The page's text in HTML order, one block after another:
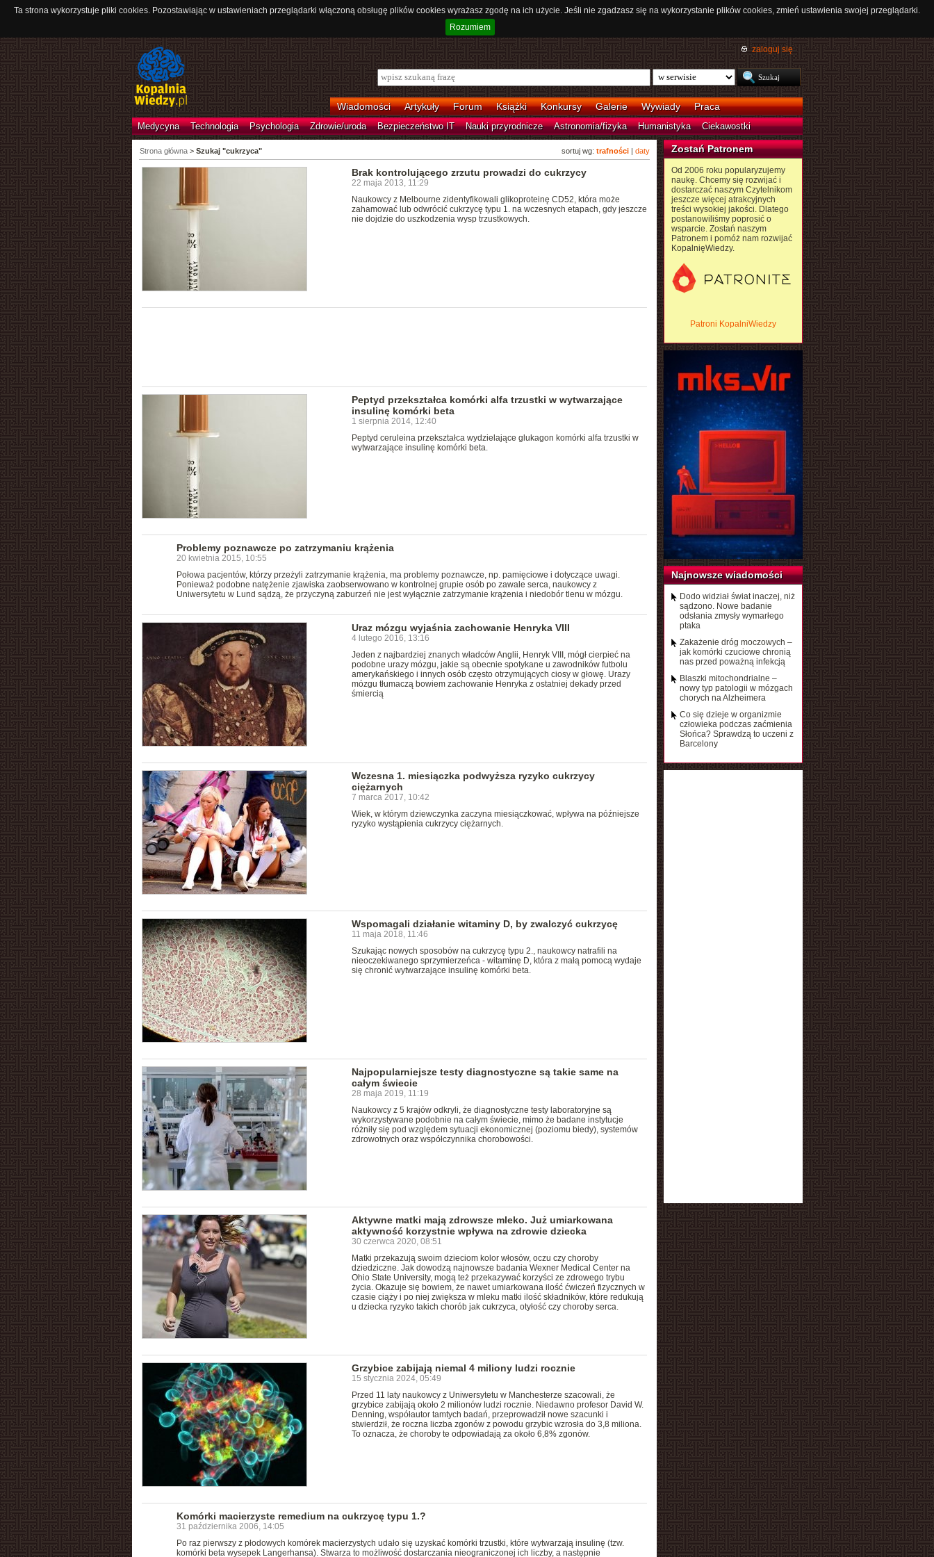
Ta strona wykorzystuje pliki cookies. Pozostawiając w ustawieniach przeglądarki włączoną obsługę plików cookies wyrażasz zgodę na ich użycie. Jeśli nie zgadzasz się na wykorzystanie plików cookies, zmień ustawienia swojej przeglądarki.
Rozumiem
zaloguj się
Wiadomości Artykuły Forum Książki Konkursy Galerie Wywiady Praca
Medycyna Technologia Psychologia Zdrowie/uroda Bezpieczeństwo IT Nauki przyrodnicze Astronomia/fizyka Humanistyka Ciekawostki
sortuj wg: trafności| daty
Strona główna> Szukaj "cukrzyca"
Brak kontrolującego zrzutu prowadzi do cukrzycy
22 maja 2013, 11:29
Naukowcy z Melbourne zidentyfikowali glikoproteinę CD52, która może
zahamować lub odwrócić cukrzycę typu 1. na wczesnych etapach, gdy jeszcze
nie dojdzie do uszkodzenia wysp trzustkowych.
Peptyd przekształca komórki alfa trzustki w wytwarzające
insulinę komórki beta
1 sierpnia 2014, 12:40
Peptyd ceruleina przekształca wydzielające glukagon komórki alfa trzustki w
wytwarzające insulinę komórki beta.
Problemy poznawcze po zatrzymaniu krążenia
20 kwietnia 2015, 10:55
Połowa pacjentów, którzy przeżyli zatrzymanie krążenia, ma problemy poznawcze, np. pamięciowe i dotyczące uwagi.
Ponieważ podobne natężenie zjawiska zaobserwowano w kontrolnej grupie osób po zawale serca, naukowcy z
Uniwersytetu w Lund sądzą, że przyczyną zaburzeń nie jest wyłącznie zatrzymanie krążenia i niedobór tlenu w mózgu.
Uraz mózgu wyjaśnia zachowanie Henryka VIII
4 lutego 2016, 13:16
Jeden z najbardziej znanych władców Anglii, Henryk VIII, mógł cierpieć na
podobne urazy mózgu, jakie są obecnie spotykane u zawodników futbolu
amerykańskiego i innych osób często otrzymujących ciosy w głowę. Urazy
mózgu tłumaczą bowiem zachowanie Henryka z ostatniej dekady przed
śmiercią
Wczesna 1. miesiączka podwyższa ryzyko cukrzycy
ciężarnych
7 marca 2017, 10:42
Wiek, w którym dziewczynka zaczyna miesiączkować, wpływa na późniejsze
ryzyko wystąpienia cukrzycy ciężarnych.
Wspomagali działanie witaminy D, by zwalczyć cukrzycę
11 maja 2018, 11:46
Szukając nowych sposobów na cukrzycę typu 2., naukowcy natrafili na
nieoczekiwanego sprzymierzeńca - witaminę D, która z małą pomocą wydaje
się chronić wytwarzające insulinę komórki beta.
Najpopularniejsze testy diagnostyczne są takie same na
całym świecie
28 maja 2019, 11:19
Naukowcy z 5 krajów odkryli, że diagnostyczne testy laboratoryjne są
wykorzystywane podobnie na całym świecie, mimo że badane instytucje
różniły się pod względem sytuacji ekonomicznej (poziomu biedy), systemów
zdrowotnych oraz współczynnika chorobowości.
Aktywne matki mają zdrowsze mleko. Już umiarkowana
aktywność korzystnie wpływa na zdrowie dziecka
30 czerwca 2020, 08:51
Matki przekazują swoim dzieciom kolor włosów, oczu czy choroby
dziedziczne. Jak dowodzą najnowsze badania Wexner Medical Center na
Ohio State University, mogą też przekazywać korzyści ze zdrowego trybu
życia. Okazuje się bowiem, że nawet umiarkowana ilość ćwiczeń fizycznych w
czasie ciąży i po niej zwiększa w mleku matki ilość składników, które redukują
u dziecka ryzyko takich chorób jak cukrzyca, otyłość czy choroby serca.
Grzybice zabijają niemal 4 miliony ludzi rocznie
15 stycznia 2024, 05:49
Przed 11 laty naukowcy z Uniwersytetu w Manchesterze szacowali, że
grzybice zabijają około 2 milionów ludzi rocznie. Niedawno profesor David W.
Denning, współautor tamtych badań, przeprowadził nowe szacunki i
stwierdził, że roczna liczba zgonów z powodu grzybic wzrosła do 3,8 miliona.
To oznacza, że choroby te odpowiadają za około 6,8% zgonów.
Komórki macierzyste remedium na cukrzycę typu 1.?
31 października 2006, 14:05
Po raz pierwszy z płodowych komórek macierzystych udało się uzyskać komórki trzustki, które wytwarzają insulinę (tzw.
komórki beta wysepek Langerhansa). Stwarza to możliwość dostarczania nieograniczonej ich liczby, a następnie
Zostań Patronem
Od 2006 roku popularyzujemy
naukę. Chcemy się rozwijać i
dostarczać naszym Czytelnikom
jeszcze więcej atrakcyjnych
treści wysokiej jakości. Dlatego
postanowiliśmy poprosić o
wsparcie. Zostań naszym
Patronem i pomóż nam rozwijać
KopalnięWiedzy.
Patroni KopalniWiedzy
Najnowsze wiadomości
Dodo widział świat inaczej, niż
sądzono. Nowe badanie
odsłania zmysły wymarłego
ptaka
Zakażenie dróg moczowych –
jak komórki czuciowe chronią
nas przed poważną infekcją
Blaszki mitochondrialne –
nowy typ patologii w mózgach
chorych na Alzheimera
Co się dzieje w organizmie
człowieka podczas zaćmienia
Słońca? Sprawdzą to uczeni z
Barcelony